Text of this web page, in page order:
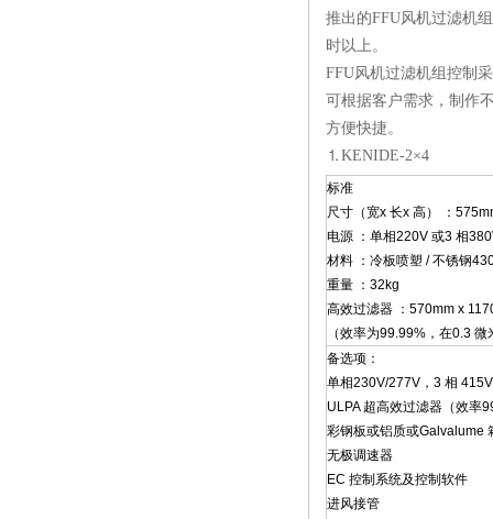
推出的FFU风机过滤机
时以上。
FFU风机过滤机组控制
可根据客户需求，制作
方便快捷。
⒈KENIDE-2×4
标准
尺寸（宽x 长x 高） ：
电源 ：单相220V 或3 相
材料 ：冷板喷塑 / 不锈钢
重量 ：32kg
高效过滤器 ：570mm x
（效率为99.99%，在0.3 微
备选项：
单相230V/277V，3 相
ULPA 超高效过滤器（效率
彩钢板或铝质或Galvalume
无极调速器
EC 控制系统及控制软件
进风接管